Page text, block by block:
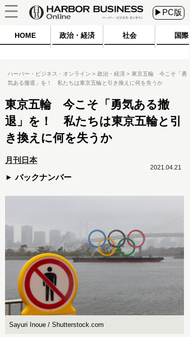
▶PC版
HOME 政治・経済 社会 国際
ハーバー・ビジネス・オンライン 政治・経済
東京五輪 今こそ「勇
気ある撤退」を！ 私たちは東京五輪と引き換えに何を失うか
東京五輪 今こそ「勇気ある撤
退」を！ 私たちは東京五輪と引
き換えに何を失うか
月刊日本
バックナンバー
2021.04.21
Sayuri Inoue / Shutterstock.com